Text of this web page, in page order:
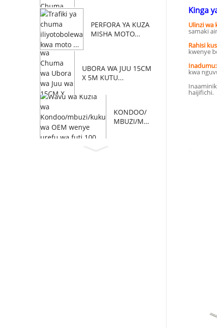
PERFORA YA KUZA
MISHA MOTO...
UBORA WA JUU 15CM
X 5M KUTU...
KONDOO/
MBUZI/MB
Kinga
Ulinzi wa
samaki
Rahisi
kwenye
Inadumu:
kwa
haijifichi.